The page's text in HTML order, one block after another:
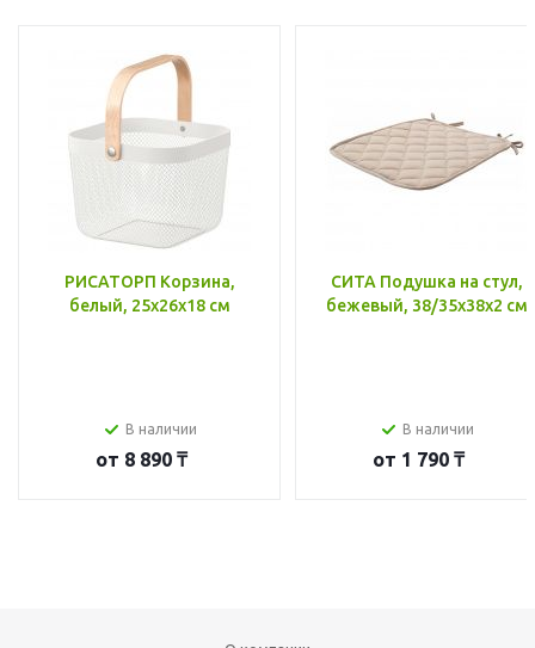
РИСАТОРП Корзина,
белый, 25x26x18 см
В наличии
от 8 890 ₸
СИТА Подушка на стул,
бежевый, 38/35x38x2 см
В наличии
от 1 790 ₸